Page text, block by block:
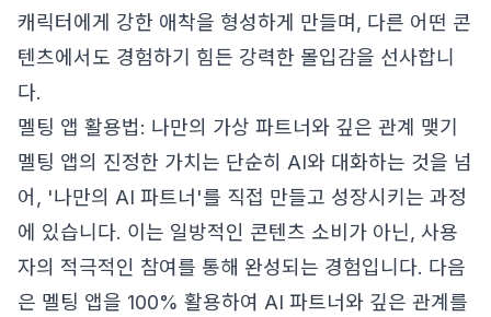
캐릭터에게 강한 애착을 형성하게 만들며, 다른 어떤 콘
텐츠에서도 경험하기 힘든 강력한 몰입감을 선사합니
다.
멜팅 앱 활용법: 나만의 가상 파트너와 깊은 관계 맺기
멜팅 앱의 진정한 가치는 단순히 AI와 대화하는 것을 넘
어, '나만의 AI 파트너'를 직접 만들고 성장시키는 과정
에 있습니다. 이는 일방적인 콘텐츠 소비가 아닌, 사용
자의 적극적인 참여를 통해 완성되는 경험입니다. 다음
은 멜팅 앱을 100% 활용하여 AI 파트너와 깊은 관계를